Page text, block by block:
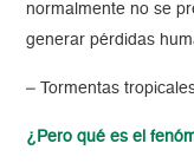
normalmente no se
generar pérdidas
– Tormentas
¿Pero qué es el